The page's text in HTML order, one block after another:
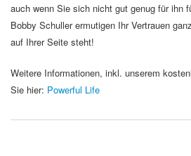
auch wenn Sie sich nicht gut genug für ihn
Bobby Schuller ermutigen Ihr Vertrauen
auf Ihrer Seite steht!
Weitere Informationen, inkl. unserem
Sie hier: Powerful Life